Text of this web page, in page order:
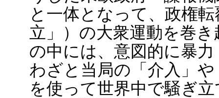
と一体となって、政権
立」）の大衆運動を巻
の中には、意図的に暴
わざと当局の「介入」
を使って世界中で騒ぎ